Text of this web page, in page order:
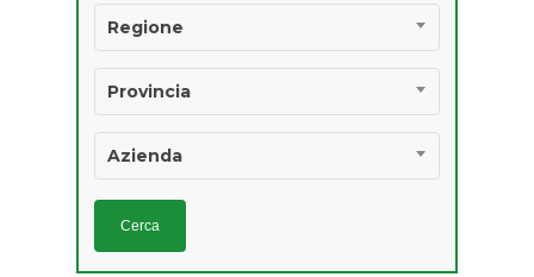
Regione
Provincia
Azienda